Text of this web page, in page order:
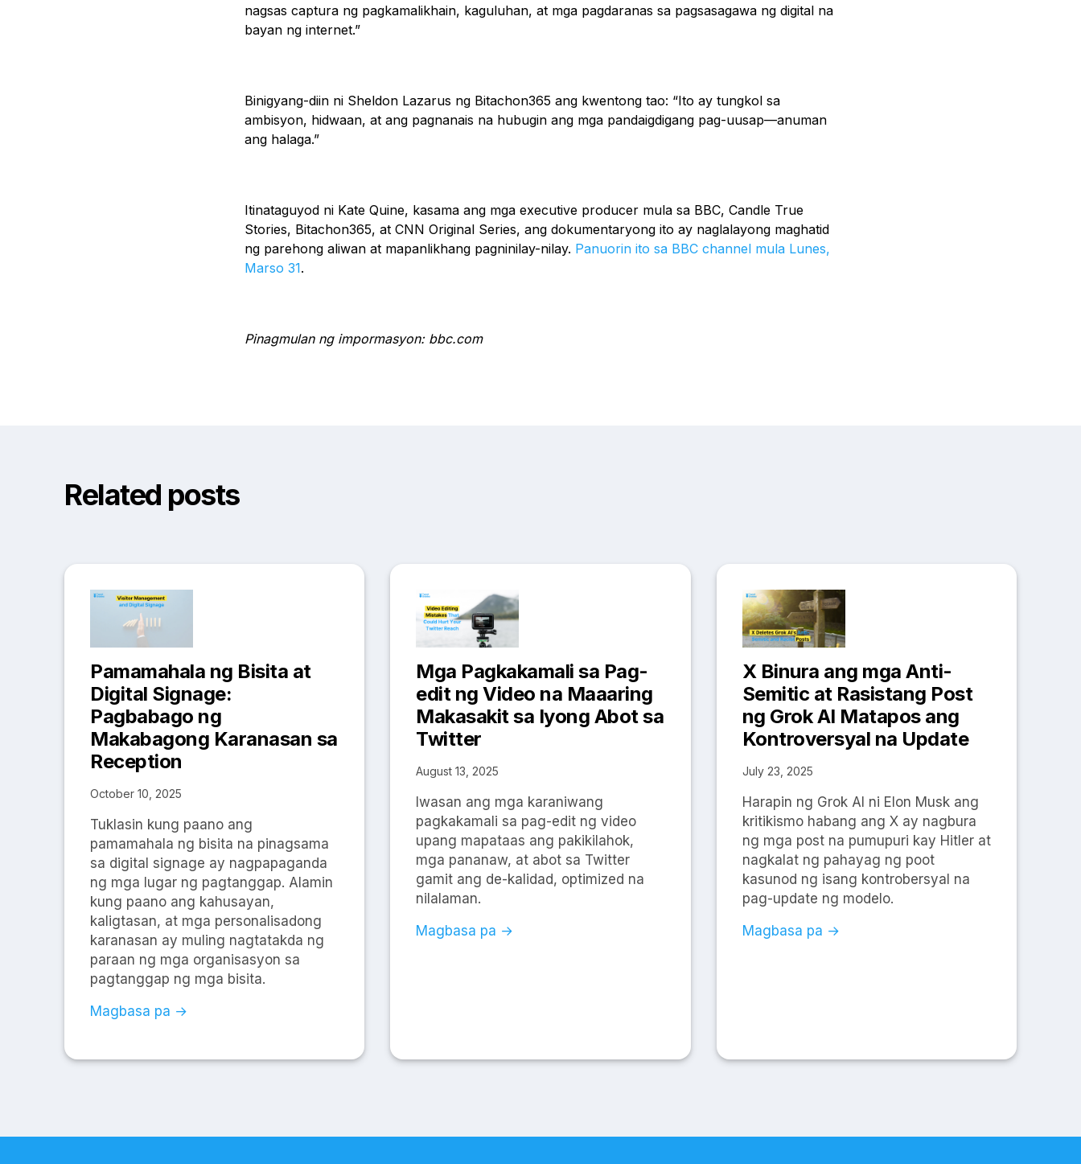
nagsas captura ng pagkamalikhain, kaguluhan, at mga pagdaranas sa pagsasagawa ng digital na
bayan ng internet.”
Binigyang-diin ni Sheldon Lazarus ng Bitachon365 ang kwentong tao: “Ito ay tungkol sa
ambisyon, hidwaan, at ang pagnanais na hubugin ang mga pandaigdigang pag-uusap—anuman
ang halaga.”
Itinataguyod ni Kate Quine, kasama ang mga executive producer mula sa BBC, Candle True
Stories, Bitachon365, at CNN Original Series, ang dokumentaryong ito ay naglalayong maghatid
ng parehong aliwan at mapanlikhang pagninilay-nilay. Panuorin ito sa BBC channel mula Lunes,
Marso 31.
Pinagmulan ng impormasyon: bbc.com
Related posts
Pamamahala ng Bisita at
Digital Signage:
Pagbabago ng
Makabagong Karanasan sa
Reception
October 10, 2025
Tuklasin kung paano ang
pamamahala ng bisita na pinagsama
sa digital signage ay nagpapaganda
ng mga lugar ng pagtanggap. Alamin
kung paano ang kahusayan,
kaligtasan, at mga personalisadong
karanasan ay muling nagtatakda ng
paraan ng mga organisasyon sa
pagtanggap ng mga bisita.
Magbasa pa →
Mga Pagkakamali sa Pag-
edit ng Video na Maaaring
Makasakit sa Iyong Abot sa
Twitter
August 13, 2025
Iwasan ang mga karaniwang
pagkakamali sa pag-edit ng video
upang mapataas ang pakikilahok,
mga pananaw, at abot sa Twitter
gamit ang de-kalidad, optimized na
nilalaman.
Magbasa pa →
X Binura ang mga Anti-
Semitic at Rasistang Post
ng Grok AI Matapos ang
Kontroversyal na Update
July 23, 2025
Harapin ng Grok AI ni Elon Musk ang
kritikismo habang ang X ay nagbura
ng mga post na pumupuri kay Hitler at
nagkalat ng pahayag ng poot
kasunod ng isang kontrobersyal na
pag-update ng modelo.
Magbasa pa →